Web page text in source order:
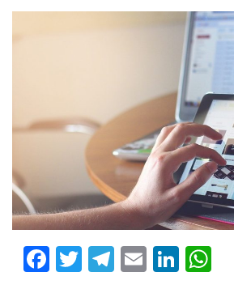
Facebook
Twitter
Telegram
Email